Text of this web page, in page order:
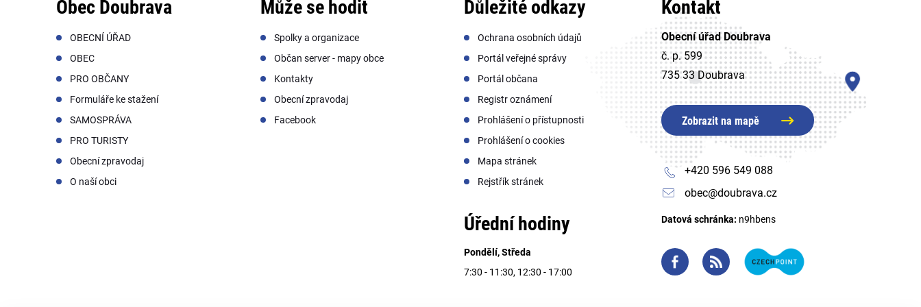
Obec Doubrava
OBECNÍ ÚŘAD
OBEC
PRO OBČANY
Formuláře ke stažení
SAMOSPRÁVA
PRO TURISTY
Obecní zpravodaj
O naší obci
Může se hodit
Spolky a organizace
Občan server - mapy obce
Kontakty
Obecní zpravodaj
Facebook
Důležité odkazy
Ochrana osobních údajů
Portál veřejné správy
Portál občana
Registr oznámení
Prohlášení o přístupnosti
Prohlášení o cookies
Mapa stránek
Rejstřík stránek
Úřední hodiny
Pondělí, Středa
7:30 - 11:30, 12:30 - 17:00
Kontakt
Obecní úřad Doubrava
č. p. 599
735 33 Doubrava
Zobrazit na mapě
+420 596 549 088
obec@doubrava.cz
Datová schránka: n9hbens